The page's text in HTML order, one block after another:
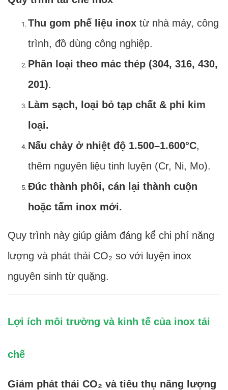
Thu gom phế liệu inox từ nhà máy, công
trình, đồ dùng công nghiệp.
Phân loại theo mác thép (304, 316, 430,
201).
Làm sạch, loại bỏ tạp chất & phi kim
loại.
Nấu chảy ở nhiệt độ 1.500–1.600°C,
thêm nguyên liệu tinh luyện (Cr, Ni, Mo).
Đúc thành phôi, cán lại thành cuộn
hoặc tấm inox mới.
Quy trình này giúp giảm đáng kể chi phí năng
lượng và phát thải CO₂ so với luyện inox
nguyên sinh từ quặng.
Lợi ích môi trường và kinh tế của inox tái
chế
Giảm phát thải CO₂ và tiêu thụ năng lượng